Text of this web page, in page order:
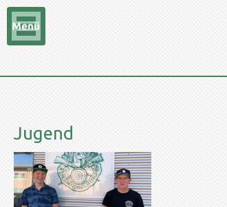
Jugend